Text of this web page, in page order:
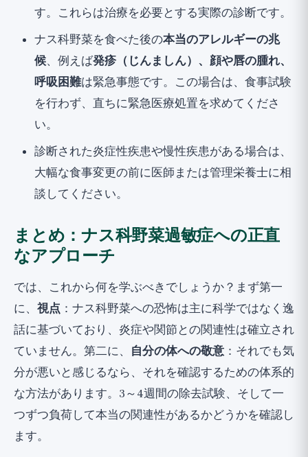
す。これらは治療を必要とする実際の診断です。
ナス科野菜を食べた後の本当のアレルギーの兆
候、例えば発疹（じんましん）、顔や唇の腫れ、
呼吸困難は緊急事態です。この場合は、食事試験
を行わず、直ちに緊急医療処置を求めてくださ
い。
診断された炎症性疾患や慢性疾患がある場合は、
大幅な食事変更の前に医師または管理栄養士に相
談してください。
まとめ：ナス科野菜過敏症への正直
なアプローチ
では、これから何を学ぶべきでしょうか？まず第一
に、 視点 ：ナス科野菜への恐怖は主に科学ではなく逸
話に基づいており、炎症や関節との関連性は確立され
ていません。第二に、 自分の体への敬意 ：それでも気
分が悪いと感じるなら、それを確認するための体系的
な方法があります。3～4週間の除去試験、そして一
つずつ負荷して本当の関連性があるかどうかを確認し
ます。